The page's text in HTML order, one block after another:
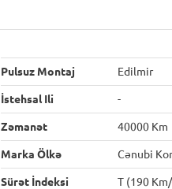
Pulsuz Montaj Edilmir
İstehsal Ili -
Zəmanət 40000 Km
Marka Ölkə Cənubi
Sürət İndeksi T (190